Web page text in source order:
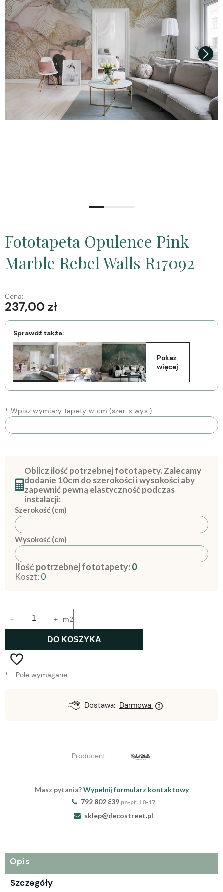
Fototapeta Opulence Pink
Marble Rebel Walls R17092
Cena:
237,00 zł
Sprawdź także:
Pokaż
więcej
* Wpisz wymiary tapety w cm (szer. x wys.):
Oblicz ilość potrzebnej fototapety. Zalecamy
dodanie 10cm do szerokości i wysokości aby
zapewnić pewną elastyczność podczas
instalacji:
Szerokość (cm)
Wysokość (cm)
Ilość potrzebnej fototapety:0
Koszt: 0
+
- m2
DO KOSZYKA
* - Pole wymagane
Dostawa: Darmowa
Producent:
Masz pytania?Wypełnij formularz kontaktowy
792 802 839 pn-pt: 10-17
sklep@decostreet.pl
Opis
Szczegóły